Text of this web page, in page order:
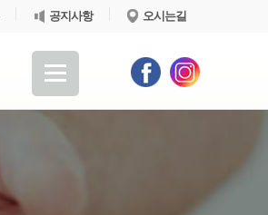
공지사항 오시는길